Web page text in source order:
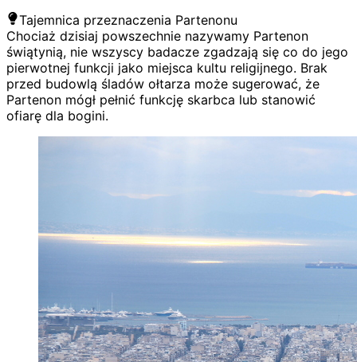
Tajemnica przeznaczenia Partenonu
Chociaż dzisiaj powszechnie nazywamy Partenon
świątynią, nie wszyscy badacze zgadzają się co do jego
pierwotnej funkcji jako miejsca kultu religijnego. Brak
przed budowlą śladów ołtarza może sugerować, że
Partenon mógł pełnić funkcję skarbca lub stanowić
ofiarę dla bogini.